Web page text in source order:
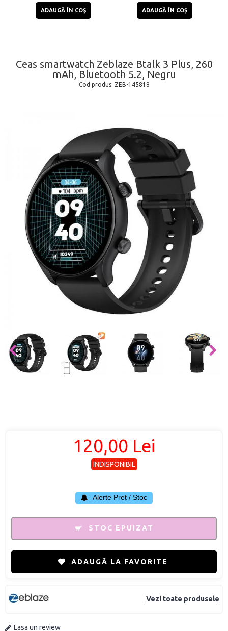
ADAUGĂ ÎN COŞ ADAUGĂ ÎN COŞ
Ceas smartwatch Zeblaze Btalk 3 Plus, 260
mAh, Bluetooth 5.2, Negru
Cod produs: ZEB-145818
Vezi toate produsele
Lasa un review
120,00 Lei
INDISPONIBIL
Alerte Preț / Stoc
STOC EPUIZAT
ADAUGĂ LA FAVORITE